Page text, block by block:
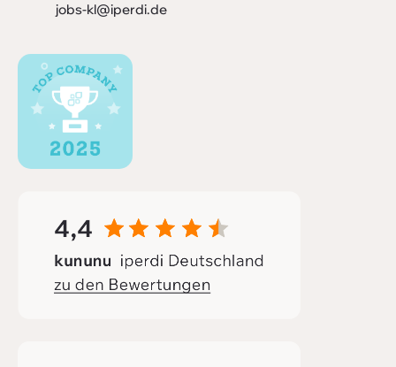
jobs-kl@iperdi.de